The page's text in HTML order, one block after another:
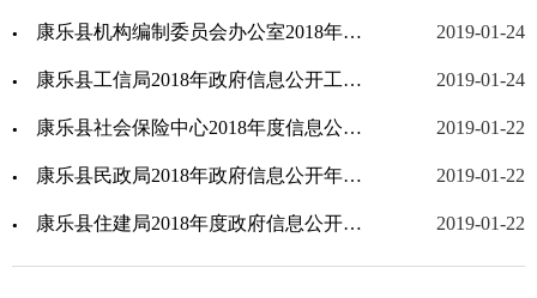
康乐县机构编制委员会办公室2018年政府信息公开工作年度报告 2019-01-24
康乐县工信局2018年政府信息公开工作年度报告 2019-01-24
康乐县社会保险中心2018年度信息公开报告 2019-01-22
康乐县民政局2018年政府信息公开年度报告 2019-01-22
康乐县住建局2018年度政府信息公开工作年度报告 2019-01-22